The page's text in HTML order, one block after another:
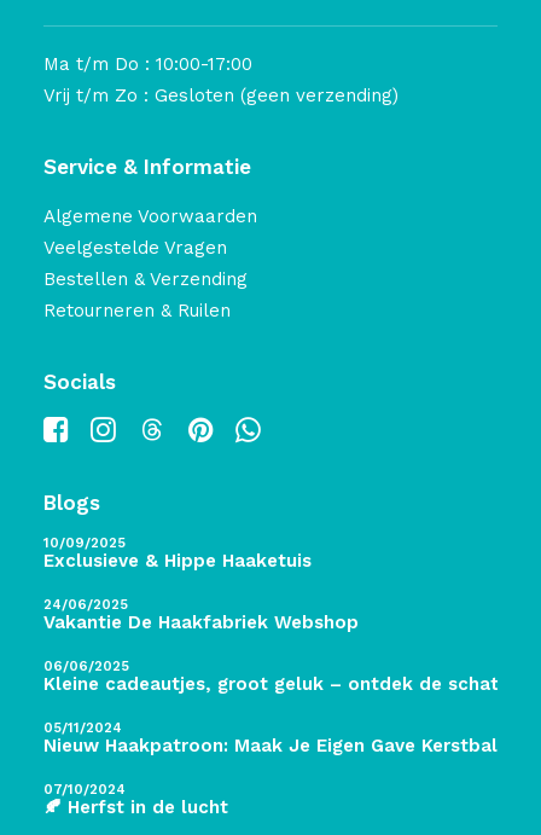
Ma t/m Do : 10:00-17:00
Vrij t/m Zo : Gesloten (geen verzending)
Service & Informatie
Algemene Voorwaarden
Veelgestelde Vragen
Bestellen & Verzending
Retourneren & Ruilen
Socials
Blogs
10/09/2025
Exclusieve & Hippe Haaketuis
24/06/2025
Vakantie De Haakfabriek Webshop
06/06/2025
Kleine cadeautjes, groot geluk – ontdek de schatten
05/11/2024
Nieuw Haakpatroon: Maak Je Eigen Gave Kerstballen!
07/10/2024
🍂 Herfst in de lucht